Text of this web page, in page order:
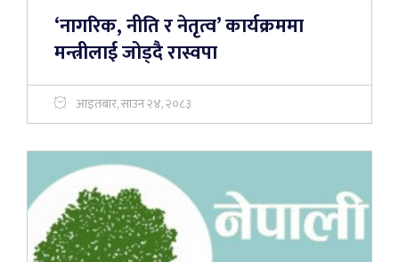
‘नागरिक, नीति र नेतृत्व’ कार्यक्रममा
मन्त्रीलाई जोड्दै रास्वपा
आइतबार, साउन २४, २०८३